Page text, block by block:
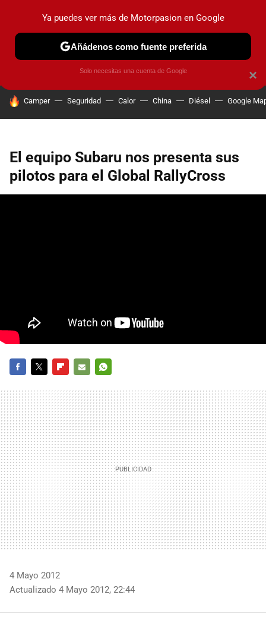
PRUEBAS COCHES ELÉCTRICOS OBSERVATORIO
HOY SE HABLA DE
Camper Seguridad Calor China Diésel Google
El equipo Subaru nos presenta sus
pilotos para el Global RallyCross
MAIL
4 Mayo 2012
Actualizado 4 Mayo 2012, 22:44
×
Ya puedes ver más de Motorpasion en Google
Añádenos como fuente preferida
Solo necesitas una cuenta de Google